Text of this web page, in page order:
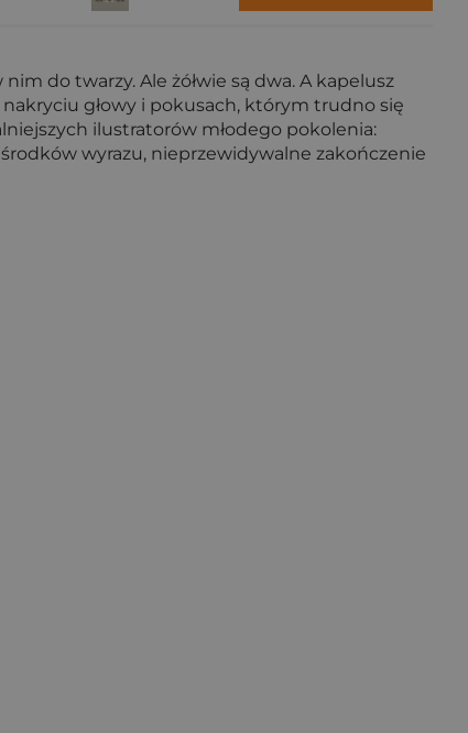
do twarzy. Ale żółwie są dwa. A kapelusz
głowy i pokusach, którym trudno się
ilustratorów młodego pokolenia:
wyrazu, nieprzewidywalne zakończenie